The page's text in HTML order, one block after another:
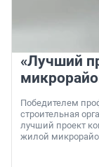
«Лучший
Победителем
строительная
лучший проект
жилой